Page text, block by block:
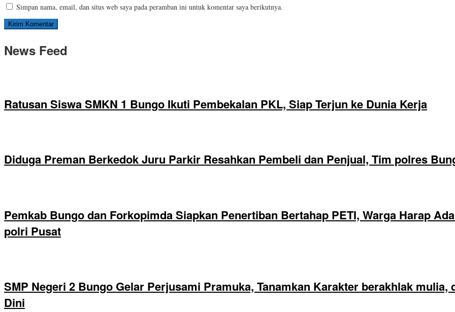
Simpan nama, email, dan situs web saya pada peramban ini untuk komentar saya berikutnya.
News Feed
Ratusan Siswa SMKN 1 Bungo Ikuti Pembekalan PKL, Siap Terjun ke Dunia Kerja
Diduga Preman Berkedok Juru Parkir Resahkan Pembeli dan Penjual, Tim polres
Pemkab Bungo dan Forkopimda Siapkan Penertiban Bertahap PETI, Warga Harap
polri Pusat
SMP Negeri 2 Bungo Gelar Perjusami Pramuka, Tanamkan Karakter berakhlak
Dini